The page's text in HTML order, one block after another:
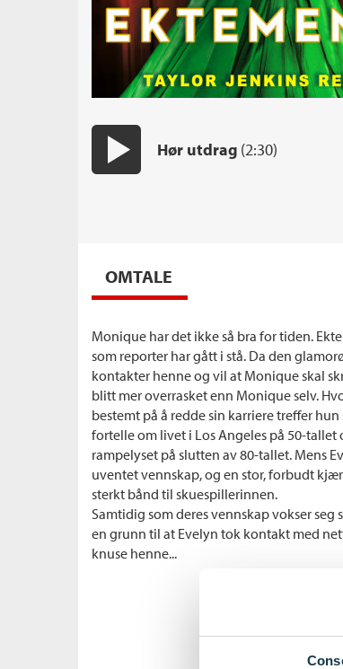
Hør utdrag (2:30)
OMTALE
Monique har det ikke så bra for tiden.
som reporter har gått i stå. Da den
kontakter henne og vil at Monique skal
blitt mer overrasket enn Monique selv.
bestemt på å redde sin karriere treffer
fortelle om livet i Los Angeles på 50-
rampelyset på slutten av 80-tallet. Mens
uventet vennskap, og en stor, forbudt
sterkt bånd til skuespillerinnen.
Samtidig som deres vennskap vokser
en grunn til at Evelyn tok kontakt med
knuse henne...